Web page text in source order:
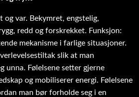
og var. Bekymret, engstelig,
redd og forskrekket. Funksjon:
mekanisme i farlige situasjoner.
slik at man
unna. Følelsene setter gjerne
og mobiliserer energi. Følelsene
man bør forholde seg i en